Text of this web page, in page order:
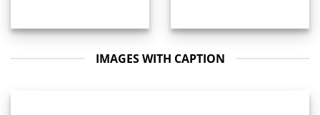
IMAGES WITH CAPTION